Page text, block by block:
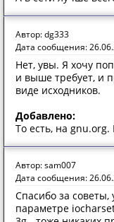
Автор: dg333
Дата сообщения:
Нет, увы. Я хочу
и выше требует, и
виде исходников.
Добавлено:
То есть, на
Автор: sam007
Дата сообщения:
Спасибо за советы,
параметре